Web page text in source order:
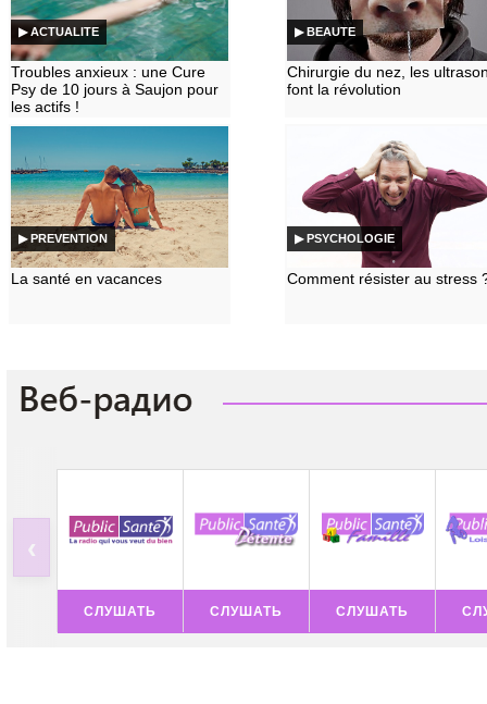
▶ ACTUALITE
Troubles anxieux : une Cure
Psy de 10 jours à Saujon pour
les actifs !
▶ BEAUTE
Chirurgie du nez, les
font la révolution
▶ PREVENTION
La santé en vacances
▶ PSYCHOLOGIE
Comment résister au stress
‹
СЛУШАТЬ СЛУШАТЬ СЛУШАТЬ